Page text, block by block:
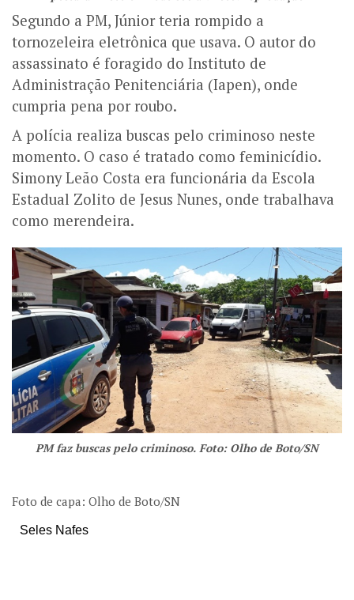
Segundo a PM, Júnior teria rompido a
tornozeleira eletrônica que usava. O autor do
assassinato é foragido do Instituto de
Administração Penitenciária (Iapen), onde
cumpria pena por roubo.
A polícia realiza buscas pelo criminoso neste
momento. O caso é tratado como feminicídio.
Simony Leão Costa era funcionária da Escola
Estadual Zolito de Jesus Nunes, onde trabalhava
como merendeira.
PM faz buscas pelo criminoso. Foto: Olho de Boto/SN
Foto de capa: Olho de Boto/SN
Seles Nafes